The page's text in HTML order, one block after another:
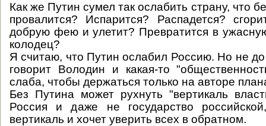
Как же Путин сумел так ослабить страну, что
провалится? Испарится? Распадется?
добрую фею и улетит? Превратится в
колодец?
Я считаю, что Путин ослабил Россию. Но не до
говорит Володин и какая-то
слаба, чтобы держаться только на авторе
Без Путина может рухнуть "вертикаль
Россия и даже не государство
вертикаль и хочет уверить всех в обратном.